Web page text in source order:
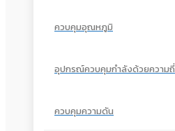
ควบคุมอุณหภูมิ
อุปกรณ์ควบคุมกำลังด้วยความถี่
ควบคุมความดัน